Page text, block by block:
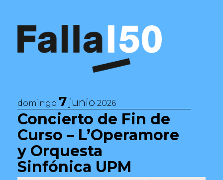
Navegación principal
domingo 7 junio 2026
Concierto de Fin de
Curso – L’Operamore
y Orquesta
Sinfónica UPM